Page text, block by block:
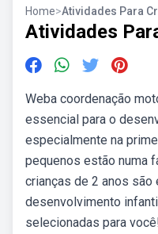
Home>Atividades Para
Atividades
Weba coordenação
essencial para o
especialmente na
pequenos estão numa
crianças de 2 anos
desenvolvimento
selecionadas para